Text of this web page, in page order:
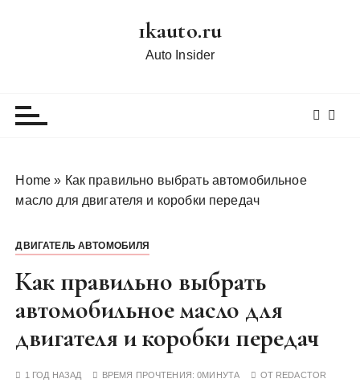
1kauto.ru
Auto Insider
Home » Как правильно выбрать автомобильное
масло для двигателя и коробки передач
ДВИГАТЕЛЬ АВТОМОБИЛЯ
Как правильно выбрать
автомобильное масло для
двигателя и коробки передач
1 ГОД НАЗАД ВРЕМЯ ПРОЧТЕНИЯ:0МИНУТА ОТ REDACTOR